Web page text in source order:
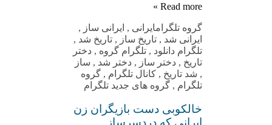
Read more »
گروه تلگرامایرانی , ایرانی ساز ,
ایرانی شد , تاریخ ساز , تاریخ شد ,
تلگرام دانلود , تلگرام گروه , دختر
تاریخ , دختر ساز , دختر شد , ساز
, شد تاریخ , کانال تلگرام , گروه
تلگرام , گروه های جدید تلگرام
خالکوبی دست بازیگران زن
ایرانی که دردسرساز